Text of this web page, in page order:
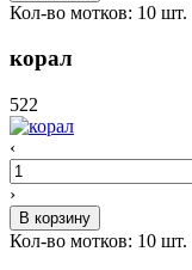
Кол-во мотков: 10 шт.
корал
522
‹
›
В корзину
Кол-во мотков: 10 шт.